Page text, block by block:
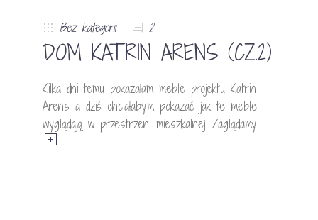
Bez kategorii 2
DOM KATRIN ARENS (CZ.2)
Kilka dni temu pokazałam meble projektu Katrin
Arens a dziś chciałabym pokazać jak te meble
wyglądają w przestrzeni mieszkalnej. Zaglądamy